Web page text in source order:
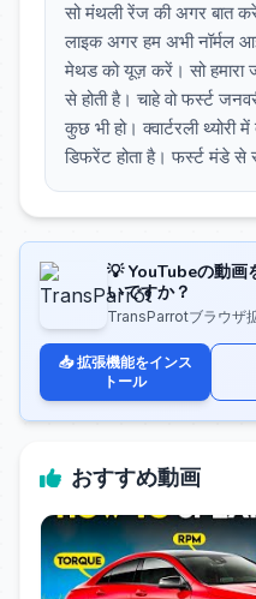
सो मंथली रेंज की अगर बात
लाइक अगर हम अभी नॉर्मल
मेथड को यूज़ करें। सो हमारा
से होती है। चाहे वो फर्स्ट
कुछ भी हो। क्वार्टरली
डिफरेंट होता है। फर्स्ट मंडे से
💡 YouTubeの動画
いですか？
TransParrotブラウザ
📥 拡張機能をインス
トール
おすすめ動画